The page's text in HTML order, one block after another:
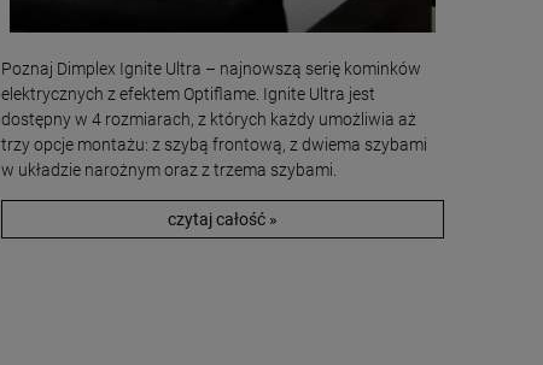
Poznaj Dimplex Ignite Ultra – najnowszą serię kominków
elektrycznych z efektem Optiflame. Ignite Ultra jest
dostępny w 4 rozmiarach, z których każdy umożliwia aż
trzy opcje montażu: z szybą frontową, z dwiema szybami
w układzie narożnym oraz z trzema szybami.
czytaj całość »